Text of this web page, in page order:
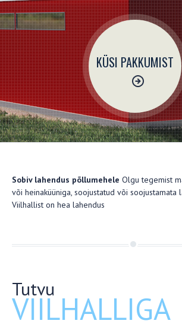
KÜSI PAKKUMIST
Sobiv lahendus põllumehele Olgu tegemist
või heinaküüniga, soojustatud või soojustamata
Viilhallist on hea lahendus
Tutvu
VIILHALLIGA